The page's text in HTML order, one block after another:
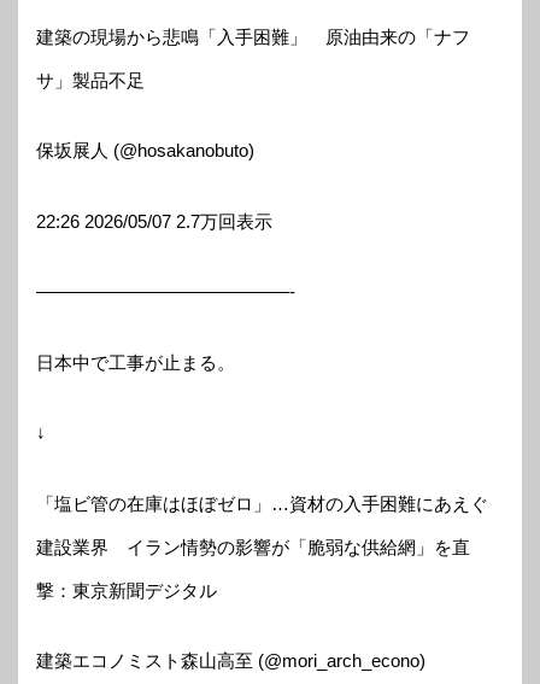
建築の現場から悲鳴「入手困難」 原油由来の「ナフ
サ」製品不足
保坂展人 (@hosakanobuto)
22:26 2026/05/07 2.7万回表示
——————————————-
日本中で工事が止まる。
↓
「塩ビ管の在庫はほぼゼロ」…資材の入手困難にあえぐ
建設業界 イラン情勢の影響が「脆弱な供給網」を直
撃：東京新聞デジタル
建築エコノミスト森山高至 (@mori_arch_econo)